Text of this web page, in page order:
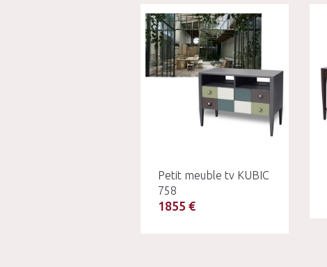
Petit meuble tv KUBIC
758
1855 €